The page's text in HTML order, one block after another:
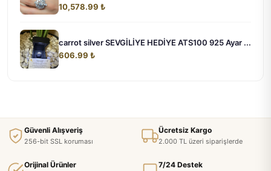
10,578.99 ₺
carrot silver SEVGİLİYE HEDİYE ATS100 925 Ayar ...
606.99 ₺
Güvenli Alışveriş
256-bit SSL koruması
Ücretsiz Kargo
2.000 TL üzeri siparişlerde
Orijinal Ürünler 7/24 Destek